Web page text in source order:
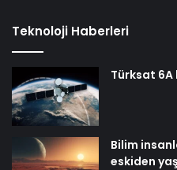
Teknoloji Haberleri
Türksat 6A
Bilim
eskiden